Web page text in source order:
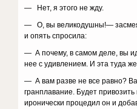
— Нет, я этого не жду.
— О, вы великодушны!—
и опять спросила:
— А почему, в самом деле, вы
нее с удивлением. И эта туда
— А вам разве не все равно?
гранплавание. Будет
иронически процедил он и